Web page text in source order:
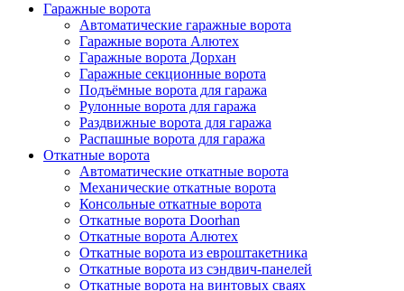
Гаражные ворота
Автоматические гаражные ворота
Гаражные ворота Алютех
Гаражные ворота Дорхан
Гаражные секционные ворота
Подъёмные ворота для гаража
Рулонные ворота для гаража
Раздвижные ворота для гаража
Распашные ворота для гаража
Откатные ворота
Автоматические откатные ворота
Механические откатные ворота
Консольные откатные ворота
Откатные ворота Doorhan
Откатные ворота Алютех
Откатные ворота из евроштакетника
Откатные ворота из сэндвич-панелей
Откатные ворота на винтовых сваях